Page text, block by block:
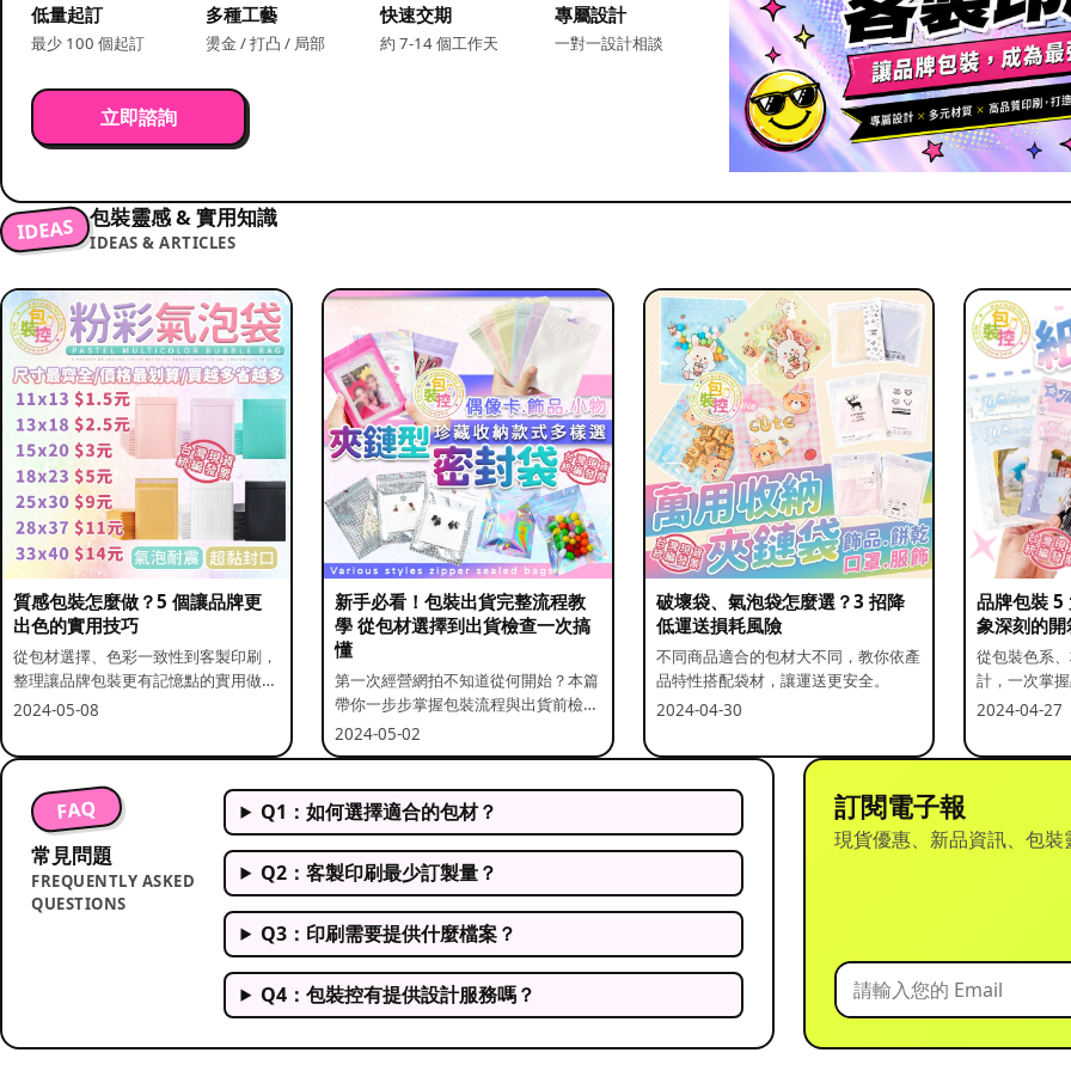
低量起訂
最少 100 個起訂
多種工藝
燙金 / 打凸 / 局部
快速交期
約 7-14 個工作天
專屬設計
一對一設計相談
立即諮詢
IDEAS 包裝靈感 & 實用知識
IDEAS & ARTICLES
質感包裝怎麼做？5 個讓品牌更
出色的實用技巧
從包材選擇、色彩一致性到客製印刷，
整理讓品牌包裝更有記憶點的實用做
法。
2024-05-08
新手必看！包裝出貨完整流程教
學 從包材選擇到出貨檢查一次搞
懂
第一次經營網拍不知道從何開始？本篇
帶你一步步掌握包裝流程與出貨前檢查
重點。
2024-05-02
破壞袋、氣泡袋怎麼選？3 招降
低運送損耗風險
不同商品適合的包材大不同，教你依產
品特性搭配袋材，讓運送更安全。
2024-04-30
品牌包裝 5
象深刻的
從包裝色系
計，一次掌
2024-04-27
FAQ
常見問題
FREQUENTLY ASKED
QUESTIONS
Q1：如何選擇適合的包材？
Q2：客製印刷最少訂製量？
Q3：印刷需要提供什麼檔案？
Q4：包裝控有提供設計服務嗎？
訂閱電子報
現貨優惠、新品資訊、包裝